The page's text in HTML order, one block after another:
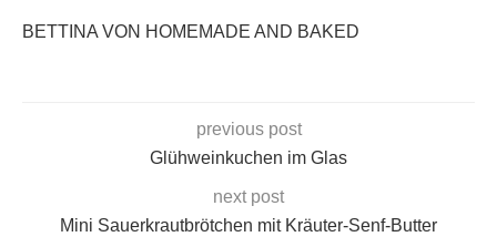
BETTINA VON HOMEMADE AND BAKED
previous post
Glühweinkuchen im Glas
next post
Mini Sauerkrautbrötchen mit Kräuter-Senf-Butter